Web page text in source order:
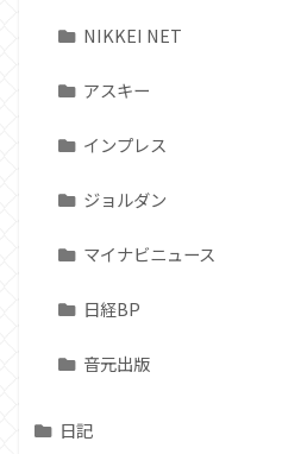
NIKKEI NET
アスキー
インプレス
ジョルダン
マイナビニュース
日経BP
音元出版
日記